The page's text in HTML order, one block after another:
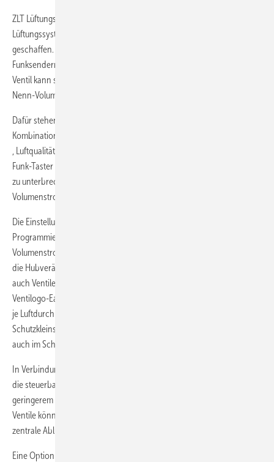
ZLT Lüftungs- und Brandschutztechnik hat mit dem Funk-
Lüftungssystem Ventilogo EasyWave jetzt die Voraussetzungen dafür
geschaffen. Zum System gehören Lüftungsventile, die mithilfe von
Funksendern angesteuert werden können. Der Luftvolumenstrom je
Ventil kann so auf ­die ­Stellungen Zu, Mindest-Volumenstrom und
Nenn-Volumenstrom eingestellt werden.
Dafür stehen mehrere Typen von Sendern zur Verfügung, die auch in
Kombination mit einer Zeitschaltuhr oder mit Sensoren (Feuchte, CO
, Luftqualität) eingesetzt werden können. Der Nutzer hat über den
Funk-Taster zusätzlich die Möglichkeit, die Lüftung manuell kurzzeitig
zu unterbrechen (z.B. bei der Badnutzung) oder vom Mindest-
Volumenstrom auf Nenn-Volumenstrom umzuschalten.
Die Einstellung und Konfiguration der Ventile erfolgt mithilfe eines
Programmier- und Diagnosegerätes. Dabei kann die Einstellung des
Volumenstroms direkt in Verbindung mit dem Messgerät erfolgen, da
die Hubveränderung des Ventils per Funk veranlasst wird. So sind
auch Ventile an schlecht zugänglichen Stellen stets erreichbar. Die
Ventilogo-EasyWave-Ventile sind für Luftvolumenströme bis 90 m
je Luftdurchlass lieferbar. Die Funk-Ventile werden mit
Schutzkleinspannung 24 VAC oder VDC versorgt, die Montage kann
auch im Schutzbereich 1 von Bädern erfolgen.
In Verbindung mit druckgeregelten Ventilatoren eröffnen sich durch
die steuerbaren Ventile neue Möglichkeiten, mehr Komfort bei
geringerem Energieverbrauch zu realisieren. Die Ventilogo-EasyWave-
Ventile können für zentrale Zu- und Abluftanlagen und auch für
zentrale Abluftanlagen eingesetzt werden.
Eine Option des Systems ist die Kopplung mit Funk-Rauchmeldern. Bei